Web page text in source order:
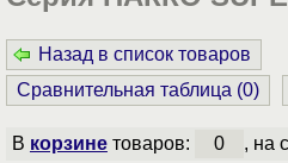
Назад в список товаров
Сравнительная таблица (0)
В корзинетоваров: 0 , на